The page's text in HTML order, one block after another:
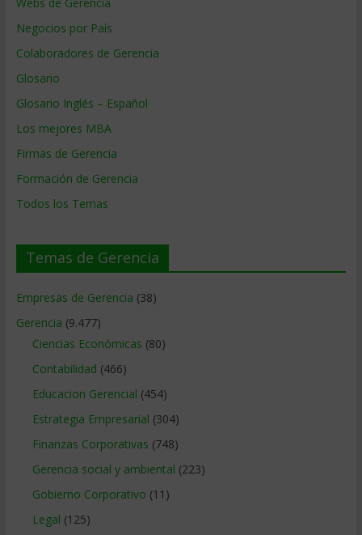
Negocios por País
Colaboradores de Gerencia
Glosario
Glosario Inglés – Español
Los mejores MBA
Firmas de Gerencia
Formación de Gerencia
Todos los Temas
Temas de Gerencia
Empresas de Gerencia (38)
Gerencia (9.477)
Ciencias Económicas (80)
Contabilidad (466)
Educacion Gerencial (454)
Estrategia Empresarial (304)
Finanzas Corporativas (748)
Gerencia social y ambiental (223)
Gobierno Corporativo (11)
Legal (125)